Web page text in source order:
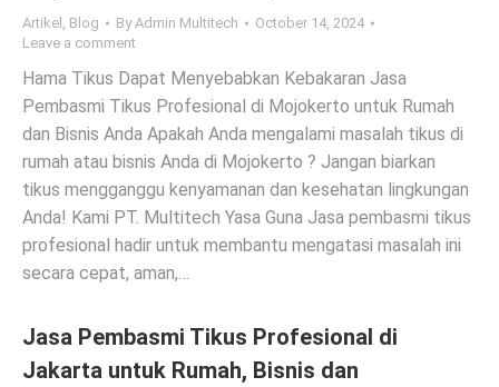
Artikel , Blog ByAdmin Multitech
October 14, 2024
Leave a comment
Hama Tikus Dapat Menyebabkan Kebakaran Jasa
Pembasmi Tikus Profesional di Mojokerto untuk Rumah
dan Bisnis Anda Apakah Anda mengalami masalah tikus di
rumah atau bisnis Anda di Mojokerto ? Jangan biarkan
tikus mengganggu kenyamanan dan kesehatan lingkungan
Anda! Kami PT. Multitech Yasa Guna Jasa pembasmi tikus
profesional hadir untuk membantu mengatasi masalah ini
secara cepat, aman,…
Jasa Pembasmi Tikus Profesional di
Jakarta untuk Rumah, Bisnis dan